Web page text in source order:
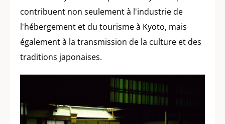
contribuent non seulement à l'industrie de
l'hébergement et du tourisme à Kyoto, mais
également à la transmission de la culture et des
traditions japonaises.